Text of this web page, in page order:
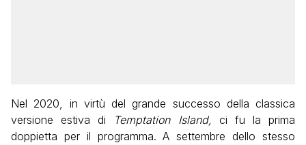
Nel 2020, in virtù del grande successo della classica
versione estiva di
Temptation Island, ci fu la prima
doppietta per il programma. A settembre dello stesso